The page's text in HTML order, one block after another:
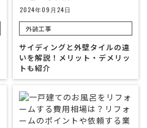
2024年09月24日
外装工事
サイディングと外壁タイルの違
いを解説！メリット・デメリッ
トも紹介